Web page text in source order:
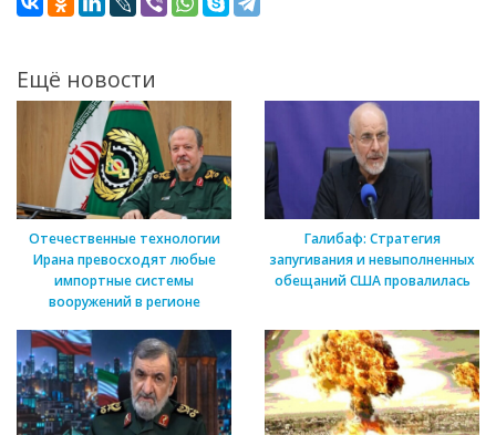
Ещё новости
Отечественные технологии
Ирана превосходят любые
импортные системы
вооружений в регионе
Галибаф: Стратегия
запугивания и невыполненных
обещаний США провалилась